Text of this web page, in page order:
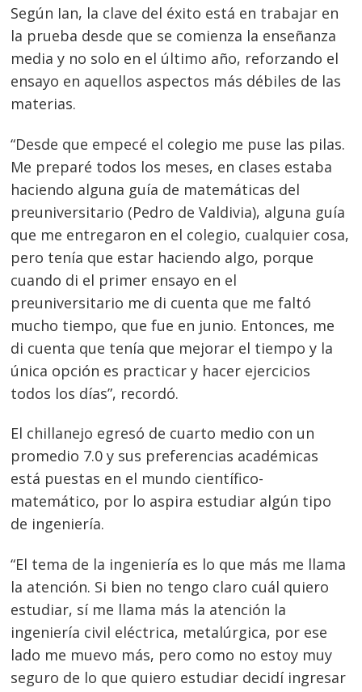
Según Ian, la clave del éxito está en trabajar en
la prueba desde que se comienza la enseñanza
media y no solo en el último año, reforzando el
ensayo en aquellos aspectos más débiles de las
materias.
“Desde que empecé el colegio me puse las pilas.
Me preparé todos los meses, en clases estaba
haciendo alguna guía de matemáticas del
preuniversitario (Pedro de Valdivia), alguna guía
que me entregaron en el colegio, cualquier cosa,
pero tenía que estar haciendo algo, porque
cuando di el primer ensayo en el
preuniversitario me di cuenta que me faltó
mucho tiempo, que fue en junio. Entonces, me
di cuenta que tenía que mejorar el tiempo y la
única opción es practicar y hacer ejercicios
todos los días”, recordó.
El chillanejo egresó de cuarto medio con un
promedio 7.0 y sus preferencias académicas
está puestas en el mundo científico-
matemático, por lo aspira estudiar algún tipo
de ingeniería.
“El tema de la ingeniería es lo que más me llama
la atención. Si bien no tengo claro cuál quiero
estudiar, sí me llama más la atención la
ingeniería civil eléctrica, metalúrgica, por ese
lado me muevo más, pero como no estoy muy
seguro de lo que quiero estudiar decidí ingresar
Navegación